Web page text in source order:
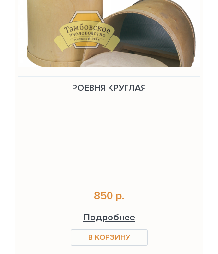
РОЕВНЯ КРУГЛАЯ
850 р.
Подробнее